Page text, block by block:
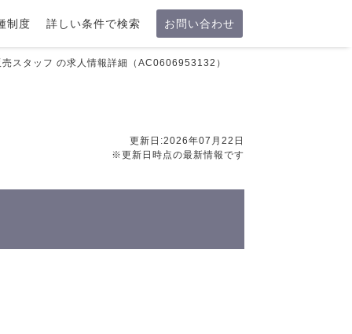
制度 詳しい条件で検索 お問い合わせ
スタッフ の求人情報詳細（AC0606953132）
更新日:2026年07月22日
※更新日時点の最新情報です